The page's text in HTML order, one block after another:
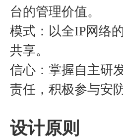
台的管理价值。
模式：以全IP网络
共享。
信心：掌握自主研
责任，积极参与安
设计原则